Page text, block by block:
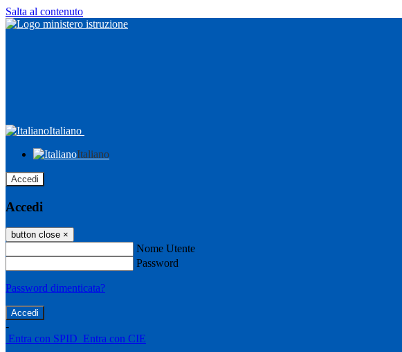
Salta al contenuto
Italiano
Italiano
Accedi
Accedi
button close ×
Nome Utente
Password
Password dimenticata?
-
Entra con SPID Entra con CIE